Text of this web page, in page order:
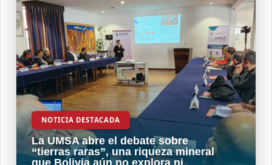
NOTICIA DESTACADA
La UMSA abre el debate sobre
“tierras raras”, una riqueza mineral